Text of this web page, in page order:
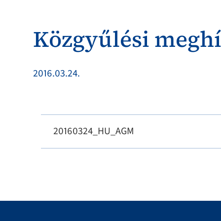
Közgyűlési
2016.03.24.
20160324_HU_AGM